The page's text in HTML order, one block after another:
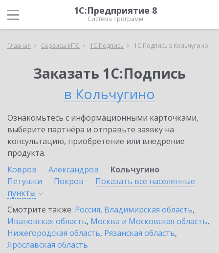
1С:Предприятие 8
Система программ
Главная Сервисы ИТС 1С:Подпись 1С:Подпись в Кольчугино
Заказать 1С:Подпись
в Кольчугино
Ознакомьтесь с информационными карточками,
выберите партнёра и отправьте заявку на
консультацию, приобретение или внедрение
продукта.
Ковров
Александров
Кольчугино
Петушки
Покров
Показать все населенные
пункты
Смотрите также: Россия, Владимирская область,
Ивановская область, Москва и Московская область,
Нижегородская область, Рязанская область,
Ярославская область